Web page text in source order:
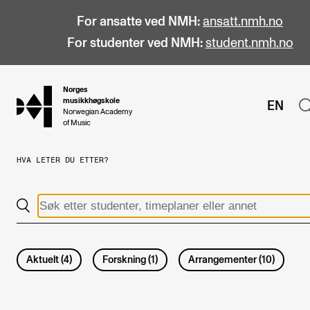
For ansatte ved NMH: ansatt.nmh.no
For studenter ved NMH: student.nmh.no
hjem
Norges
musikkhøgskole
Norwegian Academy
of Music
EN
Alle studier
Master
HVA LETER DU ETTER?
Aktuelt (4) Forskning (1 ) Arrangementer(10)